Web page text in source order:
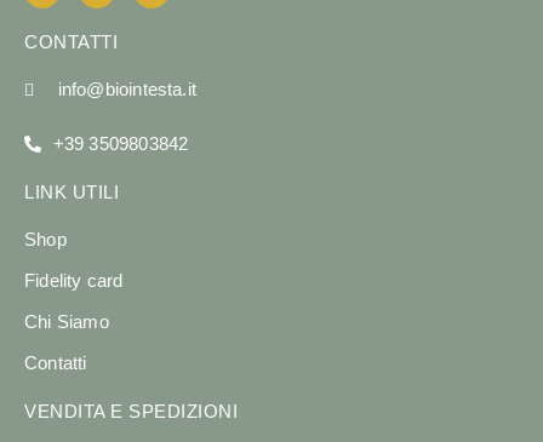
CONTATTI
info@biointesta.it
+39 3509803842
LINK UTILI
Shop
Fidelity card
Chi Siamo
Contatti
VENDITA E SPEDIZIONI